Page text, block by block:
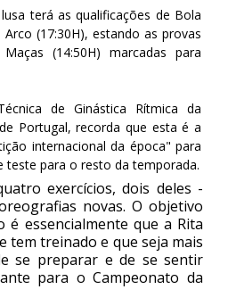
terá as qualificações de Bola
(17:30H), estando as provas
(14:50H) marcadas para
de Ginástica Rítmica da
Portugal, recorda que esta é a
internacional da época" para
teste para o resto da temporada.
exercícios, dois deles -
novas. O objetivo
é essencialmente que a Rita
tem treinado e que seja mais
se preparar e de se sentir
para o Campeonato da